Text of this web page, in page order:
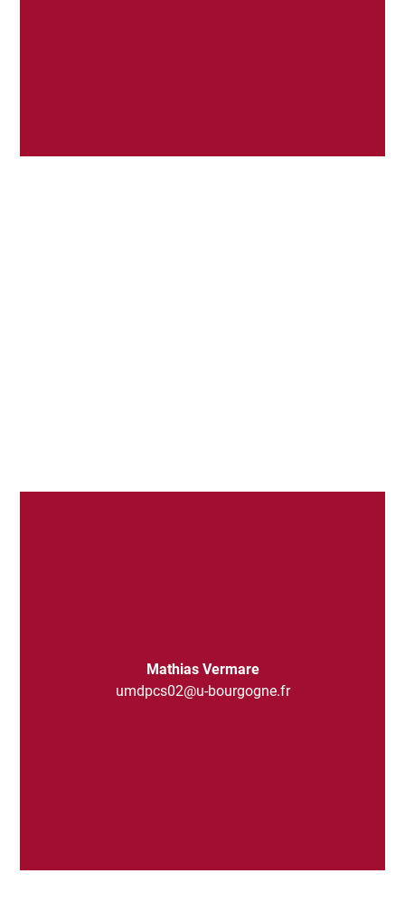
Mathias Vermare
umdpcs02@u-bourgogne.fr